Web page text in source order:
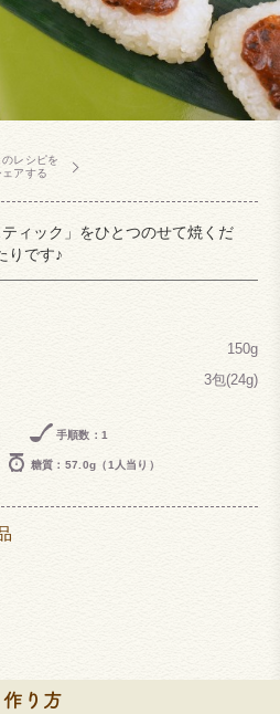
のレシピを
ェアする
ィック」をひとつのせて焼くだ
りです♪
150g
3包(24g)
手順数：1
糖質：57.0g（1人当り）